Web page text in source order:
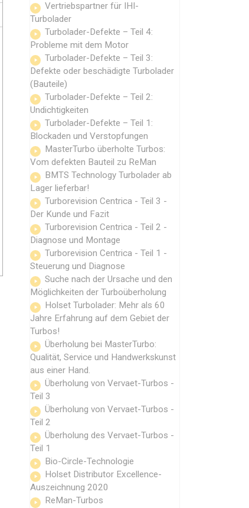
Vertriebspartner für IHI-
Turbolader
Turbolader-Defekte – Teil 4:
Probleme mit dem Motor
Turbolader-Defekte – Teil 3:
Defekte oder beschädigte Turbolader
(Bauteile)
Turbolader-Defekte – Teil 2:
Undichtigkeiten
Turbolader-Defekte – Teil 1:
Blockaden und Verstopfungen
MasterTurbo überholte Turbos:
Vom defekten Bauteil zu ReMan
BMTS Technology Turbolader ab
Lager lieferbar!
Turborevision Centrica - Teil 3 -
Der Kunde und Fazit
Turborevision Centrica - Teil 2 -
Diagnose und Montage
Turborevision Centrica - Teil 1 -
Steuerung und Diagnose
Suche nach der Ursache und den
Möglichkeiten der Turboüberholung
Holset Turbolader: Mehr als 60
Jahre Erfahrung auf dem Gebiet der
Turbos!
Überholung bei MasterTurbo:
Qualität, Service und Handwerkskunst
aus einer Hand.
Überholung von Vervaet-Turbos -
Teil 3
Überholung von Vervaet-Turbos -
Teil 2
Überholung des Vervaet-Turbos -
Teil 1
Bio-Circle-Technologie
Holset Distributor Excellence-
Auszeichnung 2020
ReMan-Turbos